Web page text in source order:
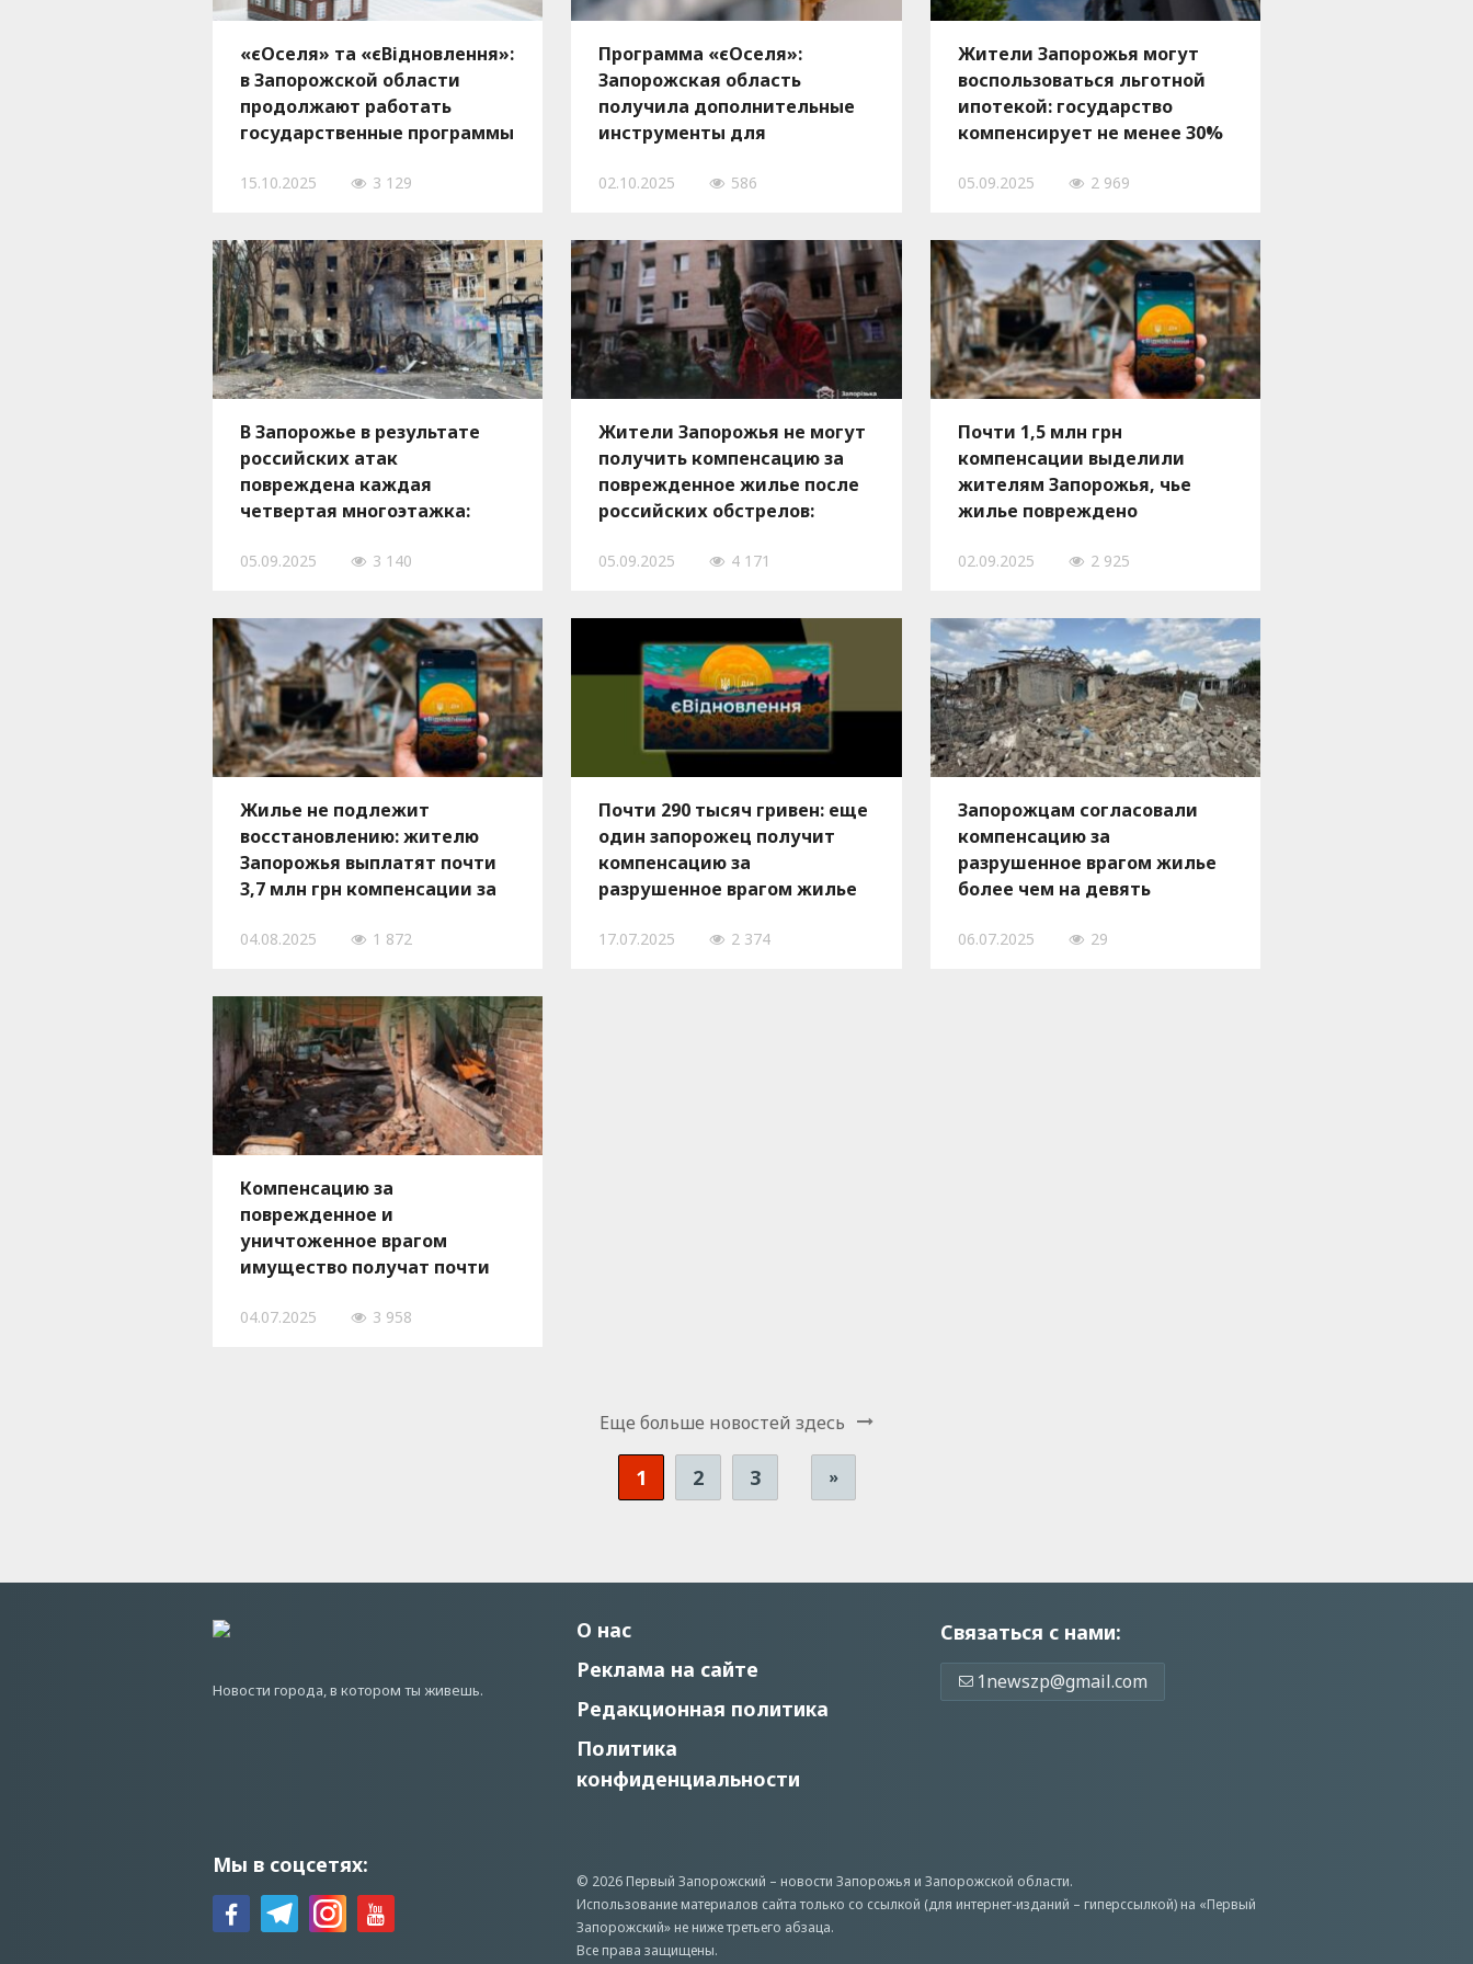
«єОселя» та «єВідновлення»:
в Запорожской области
продолжают работать
государственные программы
15.10.2025 3 129
Программа «єОселя»:
Запорожская область
получила дополнительные
инструменты для
которые нуждаются в жилье
02.10.2025 586
Жители Запорожья могут
воспользоваться льготной
ипотекой: государство
компенсирует не менее 30%
05.09.2025 2 969
В Запорожье в результате
российских атак
повреждена каждая
четвертая многоэтажка:
повреждения три-четыре
05.09.2025 3 140
Жители Запорожья не могут
получить компенсацию за
поврежденное жилье после
российских обстрелов:
документы
05.09.2025 4 171
Почти 1,5 млн грн
компенсации выделили
жителям Запорожья, чье
жилье повреждено
02.09.2025 2 925
Жилье не подлежит
восстановлению: жителю
Запорожья выплатят почти
3,7 млн грн компенсации за
04.08.2025 1 872
Почти 290 тысяч гривен: еще
один запорожец получит
компенсацию за
разрушенное врагом жилье
17.07.2025 2 374
Запорожцам согласовали
компенсацию за
разрушенное врагом жилье
более чем на девять
06.07.2025 29
Компенсацию за
поврежденное и
уничтоженное врагом
имущество получат почти
Запорожской области
04.07.2025 3 958
Еще больше новостей здесь
1 2 3 »
Новости города, в котором ты живешь.
О нас
Реклама на сайте
Редакционная политика
Политика
конфиденциальности
Связаться с нами:
1newszp@gmail.com
Мы в соцсетях:
© 2026 Первый Запорожский – новости Запорожья и Запорожской области.
Использование материалов сайта только со ссылкой (для интернет-изданий – гиперссылкой) на «Первый
Запорожский» не ниже третьего абзаца.
Все права защищены.